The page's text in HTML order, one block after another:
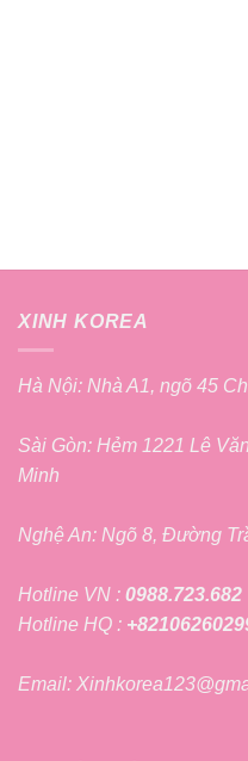
XINH KOREA
Hà Nội: Nhà A1, ngõ 45
Sài Gòn: Hẻm 1221 Lê
Minh
Nghệ An: Ngõ 8, Đường
Hotline VN : 0988.723.682
Hotline HQ :
Email: